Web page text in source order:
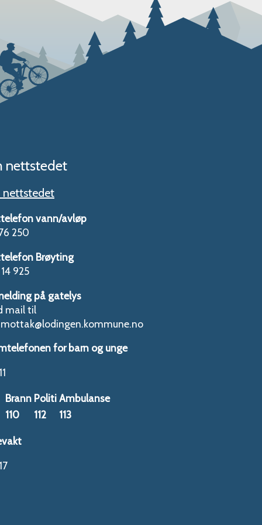
nettstedet
vann/avløp
250
Brøyting
925
på gatelys
mail til
for barn og unge
Brann PolitiAmbulanse
110
112 113